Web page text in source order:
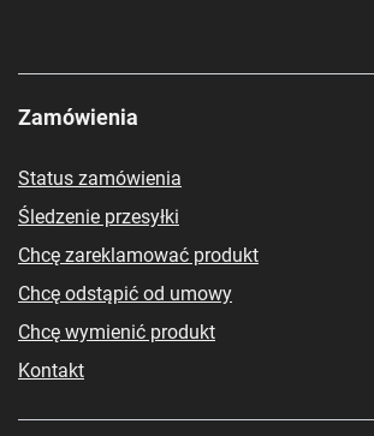
Zamówienia
Status zamówienia
Śledzenie przesyłki
Chcę zareklamować produkt
Chcę odstąpić od umowy
Chcę wymienić produkt
Kontakt